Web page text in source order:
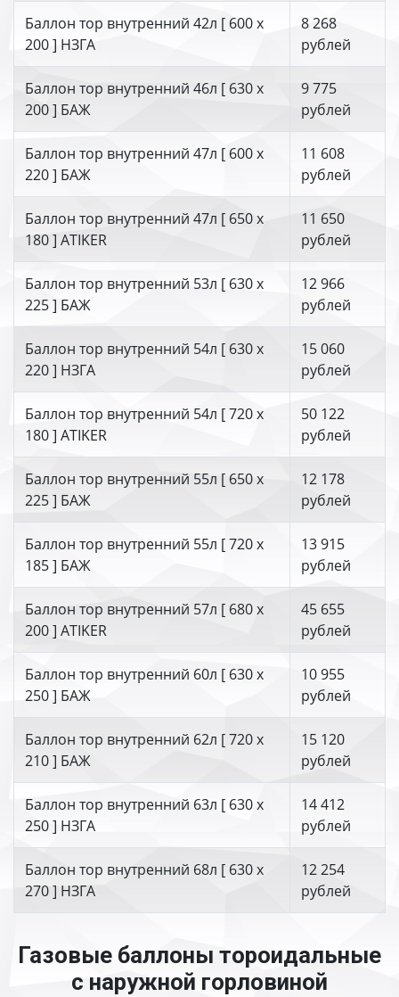
Баллон тор внутренний 42л [ 600 х
200 ] НЗГА
8 268
рублей
Баллон тор внутренний 46л [ 630 х
200 ] БАЖ
9 775
рублей
Баллон тор внутренний 47л [ 600 х
220 ] БАЖ
11 608
рублей
Баллон тор внутренний 47л [ 650 х
180 ] ATIKER
11 650
рублей
Баллон тор внутренний 53л [ 630 х
225 ] БАЖ
12 966
рублей
Баллон тор внутренний 54л [ 630 х
220 ] НЗГА
15 060
рублей
Баллон тор внутренний 54л [ 720 х
180 ] ATIKER
50 122
рублей
Баллон тор внутренний 55л [ 650 х
225 ] БАЖ
12 178
рублей
Баллон тор внутренний 55л [ 720 х
185 ] БАЖ
13 915
рублей
Баллон тор внутренний 57л [ 680 х
200 ] ATIKER
45 655
рублей
Баллон тор внутренний 60л [ 630 х
250 ] БАЖ
10 955
рублей
Баллон тор внутренний 62л [ 720 х
210 ] БАЖ
15 120
рублей
Баллон тор внутренний 63л [ 630 х
250 ] НЗГА
14 412
рублей
Баллон тор внутренний 68л [ 630 х
270 ] НЗГА
12 254
рублей
Газовые баллоны тороидальные
с наружной горловиной